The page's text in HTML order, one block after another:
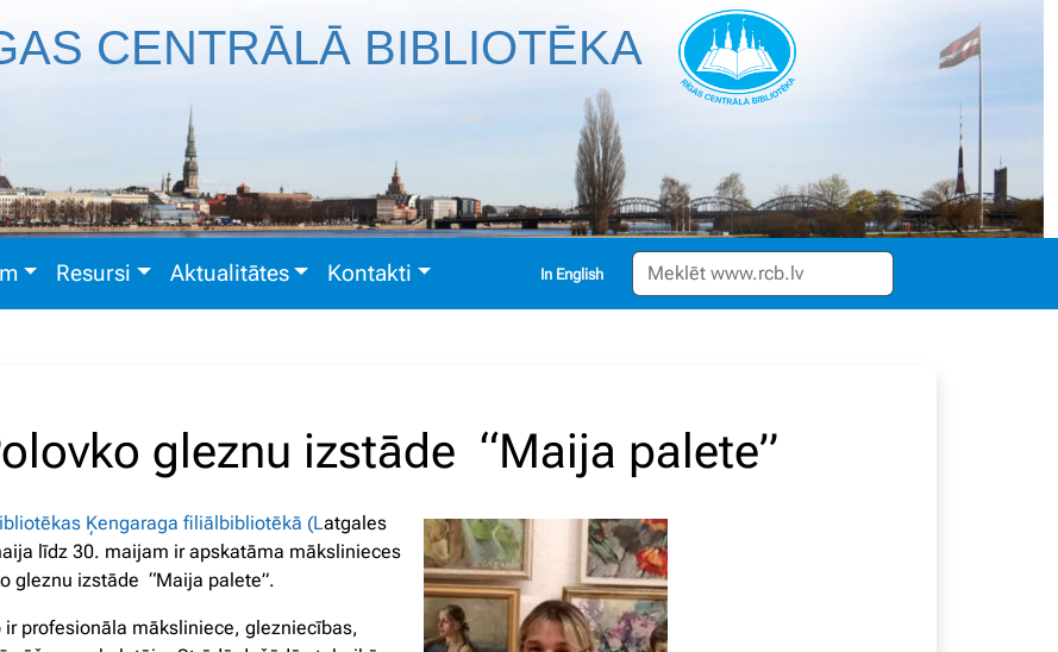
CENTRĀLĀ BIBLIOTĒKA
Resursi Aktualitātes Kontakti English
gleznu izstāde “Maija palete”
Ķengaraga filiālbibliotēkā (Latgales
līdz 30. maijam ir apskatāma mākslinieces
gleznu izstāde “Maija palete”.
ir profesionāla māksliniece, glezniecības,